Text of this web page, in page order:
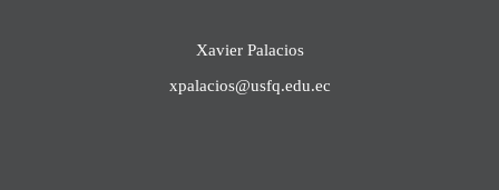
Xavier Palacios
xpalacios@usfq.edu.ec